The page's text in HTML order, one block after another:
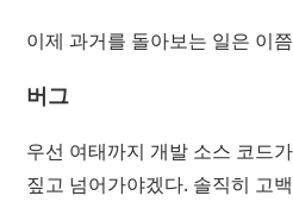
이제 과거를 돌아보는 일은 이
버그
우선 여태까지 개발 소스 코드
짚고 넘어가야겠다. 솔직히 고